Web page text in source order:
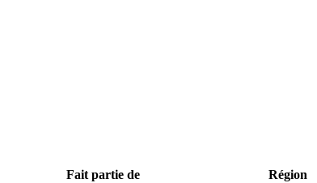
Fait partie de Région